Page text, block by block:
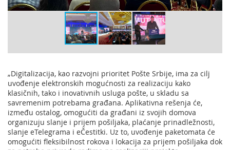
„Digitalizacija, kao razvojni prioritet Pošte Srbije, ima za cilj
uvođenje elektronskih mogućnosti za realizaciju kako
klasičnih, tako i inovativnih usluga pošte, u skladu sa
savremenim potrebama građana. Aplikativna rešenja će,
između ostalog, omogućiti da građani iz svojih domova
organizuju slanje i prijem pošiljaka, plaćanje prinadležnosti,
slanje eTelegrama i eČestitki. Uz to, uvođenje paketomata će
omogućiti fleksibilnost rokova i lokacija za prijem pošiljaka dok